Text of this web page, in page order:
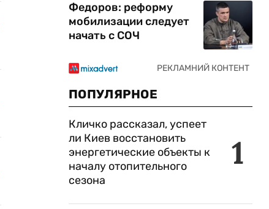
Федоров: реформу
мобилизации следует
начать с СОЧ
ПОПУЛЯРНОЕ
1
Кличко рассказал, успеет
ли Киев восстановить
энергетические объекты к
началу отопительного
сезона